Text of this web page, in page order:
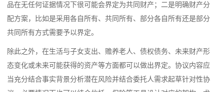
品在无任何证据情况下很可能会界定为共同财产；二是明确财产分
配方案，比如是采用各自所有、共同所有、部分各自所有还是部分
共同所有方式需要予以界定。
除此之外，在生活与子女支出、赡养老人、债权债务、未来财产形
态变化或未来可能获得的资产等方面都可以做出界定。协议内容应
当充分结合事实背景分析潜在风险并结合委托人需求起草针对性协